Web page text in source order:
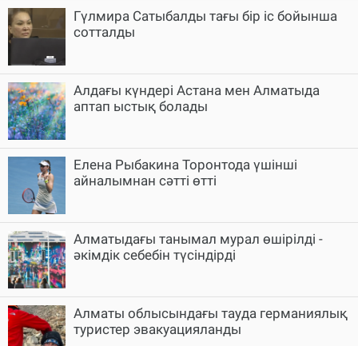
Гүлмира Сатыбалды тағы бір іс бойынша
сотталды
Алдағы күндері Астана мен Алматыда
аптап ыстық болады
Елена Рыбакина Торонтода үшінші
айналымнан сәтті өтті
Алматыдағы танымал мурал өшірілді -
әкімдік себебін түсіндірді
Алматы облысындағы тауда германиялық
туристер эвакуацияланды